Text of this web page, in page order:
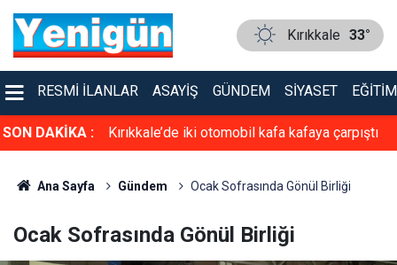
Kırıkkale 33°
RESMI İLANLAR ASAYIŞ GÜNDEM SIYASET EĞITIM
SON DAKİKA : Kırıkkale’de iki otomobil kafa kafaya çarpıştı
Ana Sayfa Gündem Ocak Sofrasında Gönül Birliği
Ocak Sofrasında Gönül Birliği